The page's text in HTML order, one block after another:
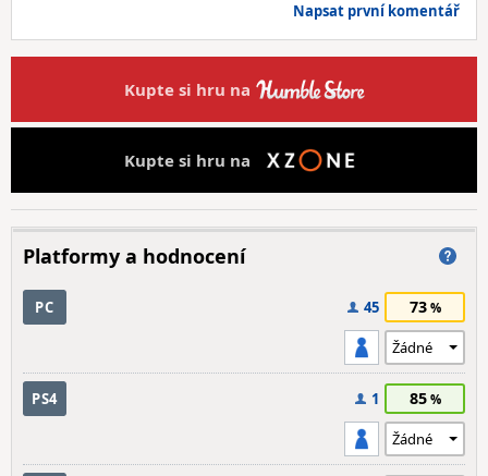
Napsat první komentář
Kupte si hru na
Kupte si hru na
Platformy a hodnocení
PC 45 73
PS4 1 85